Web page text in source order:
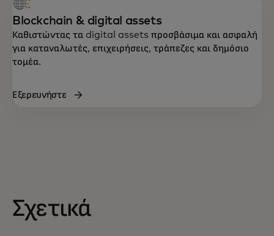
Blockchain & digital assets
Καθιστώντας τα digital assets προσβάσιμα και ασφαλή
για καταναλωτές, επιχειρήσεις, τράπεζες και δημόσιο
τομέα.
Εξερευνήστε
Σχετικά